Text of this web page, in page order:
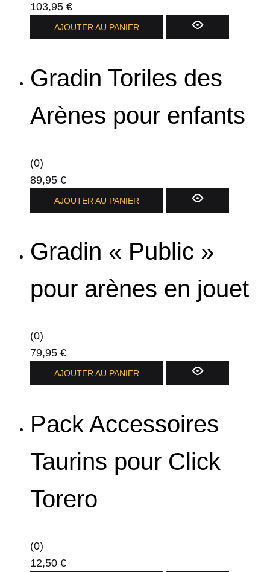
103,95 €
AJOUTER AU PANIER
Gradin Toriles des
Arènes pour enfants
(0)
89,95 €
AJOUTER AU PANIER
Gradin « Public »
pour arènes en jouet
(0)
79,95 €
AJOUTER AU PANIER
Pack Accessoires
Taurins pour Click
Torero
(0)
12,50 €